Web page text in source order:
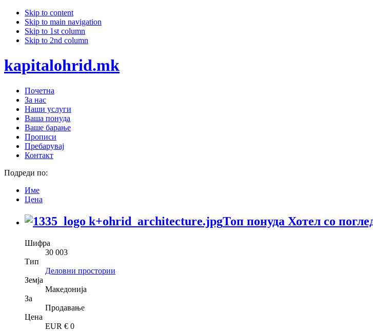
Skip to content
Skip to main navigation
Skip to 1st column
Skip to 2nd column
kapitalohrid.mk
Почетна
За нас
Наши услуги
Ваша понуда
Ваше барање
Прописи
Пребарувај
Контакт
Подреди по:
Име
Цена
Топ понуда Хотел со
Шифра
30 003
Тип
Деловни простории
Земја
Македонија
За
Продавање
Цена
EUR € 0